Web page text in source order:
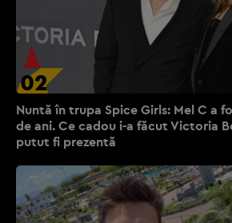
02
Nuntă în trupa Spice Girls: Mel C a
de ani. Ce cadou i-a făcut Victoria
putut fi prezentă